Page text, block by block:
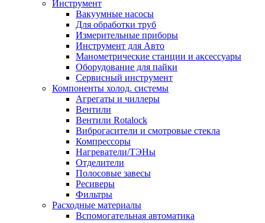
Инструмент
Вакуумные насосы
Для обработки труб
Измерительные приборы
Инструмент для Авто
Манометрические станции и аксессуары
Оборудование для пайки
Сервисный инструмент
Компоненты холод. системы
Агрегаты и чиллеры
Вентили
Вентили Rotalock
Виброгасители и смотровые стекла
Компрессоры
Нагреватели/ТЭНы
Отделители
Полосовые завесы
Ресиверы
Фильтры
Расходные материалы
Вспомогательная автоматика